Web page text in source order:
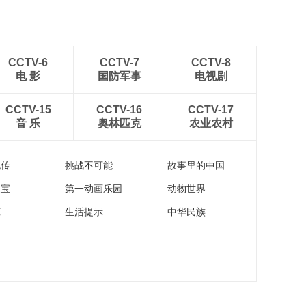
CCTV-6
电 影
CCTV-7
国防军事
CCTV-8
电视剧
CCTV-15
音 乐
CCTV-16
奥林匹克
CCTV-17
农业农村
挑战不可能 故事里的中国
第一动画乐园 动物世界
生活提示 中华民族